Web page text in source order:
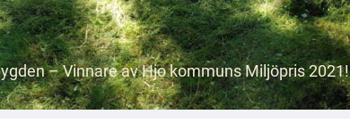
– Vinnare av Hjo kommuns Miljöpris 2021!